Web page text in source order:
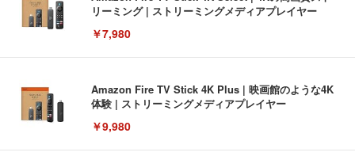
リーミング | ストリーミングメディアプレイヤー
￥7,980
Amazon Fire TV Stick 4K Plus | 映画館のような4K
体験 | ストリーミングメディアプレイヤー
￥9,980